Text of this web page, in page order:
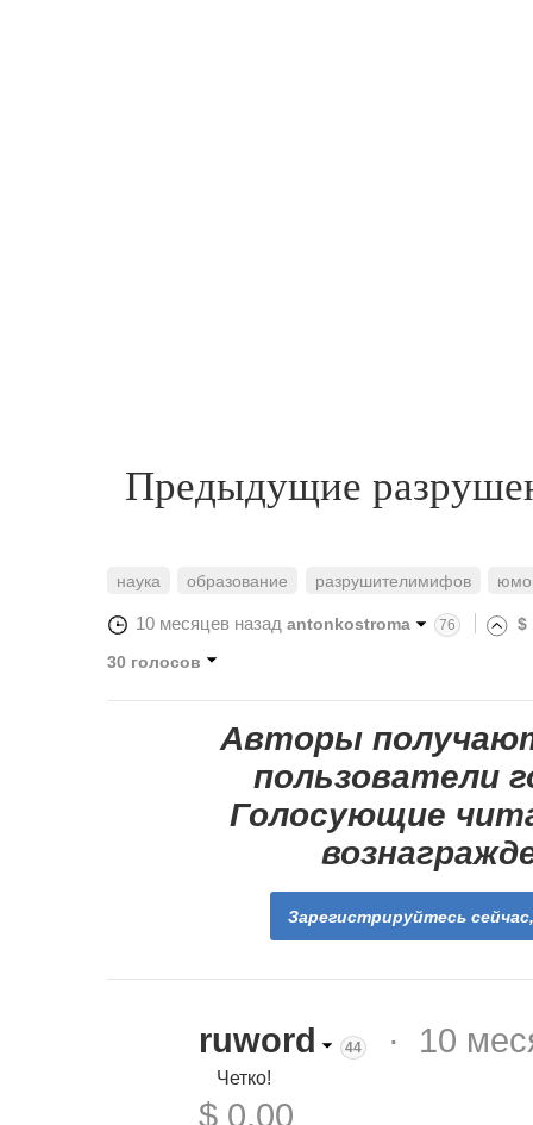
Предыдущие
наука образование разрушителимифов
10 месяцев назад antonkostroma 76
$
30 голосов
Авторы
пользователи
Голосующие
Зарегистрируйтесь
ruword 44 · 10
Четко!
$ 0.00